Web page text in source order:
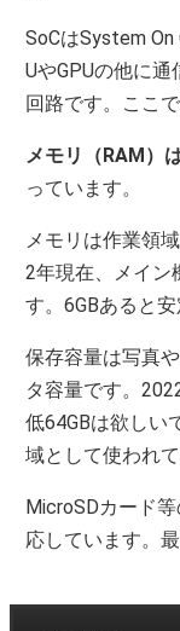
SoCはSystem
UやGPUの他に
回路です。ここ
メモリ（RAM）
っています。
メモリは作業領
2年現在、メイン
す。6GBあると安
保存容量は写真
タ容量です。
低64GBは欲しい
域として使われて
MicroSDカード
応しています。